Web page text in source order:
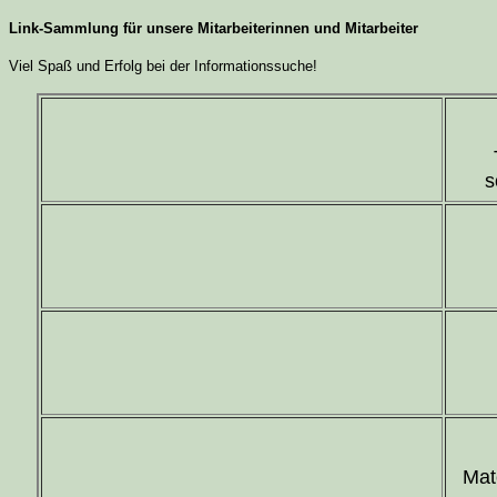
Link-Sammlung für unsere Mitarbeiterinnen und Mitarbeiter
Viel Spaß und Erfolg bei der Informationssuche!